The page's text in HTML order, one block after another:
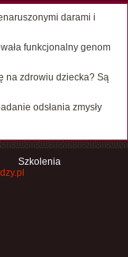
darami i
funkcjonalny genom
na zdrowiu dziecka? Są
odsłania zmysły
Szkolenia